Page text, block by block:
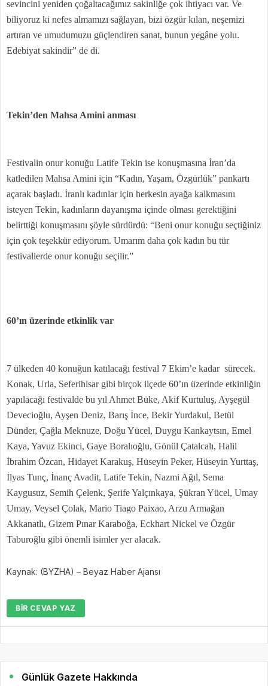
sevincini yeniden çoğaltacağımız sakinliğe çok ihtiyacı var. Ve
biliyoruz ki nefes almamızı sağlayan, bizi özgür kılan, neşemizi
artıran ve umudumuzu güçlendiren sanat, bunun yegâne yolu.
Edebiyat sakindir” de di.
Tekin’den Mahsa Amini anması
Festivalin onur konuğu Latife Tekin ise konuşmasına İran’da
katledilen Mahsa Amini için “Kadın, Yaşam, Özgürlük” pankartı
açarak başladı. İranlı kadınlar için herkesin ayağa kalkmasını
isteyen Tekin, kadınların dayanışma içinde olması gerektiğini
belirttiği konuşmasını şöyle sürdürdü: “Beni onur konuğu seçtiğiniz
için çok teşekkür ediyorum. Umarım daha çok kadın bu tür
festivallerde onur konuğu seçilir.”
60’ın üzerinde etkinlik var
7 ülkeden 40 konuğun katılacağı festival 7 Ekim’e kadar sürecek.
Konak, Urla, Seferihisar gibi birçok ilçede 60’ın üzerinde etkinliğin
yapılacağı festivalde bu yıl Ahmet Büke, Akif Kurtuluş, Ayşegül
Devecioğlu, Ayşen Deniz, Barış İnce, Bekir Yurdakul, Betül
Dünder, Çağla Meknuze, Doğu Yücel, Duygu Kankaytsın, Emel
Kaya, Yavuz Ekinci, Gaye Boralıoğlu, Gönül Çatalcalı, Halil
İbrahim Özcan, Hidayet Karakuş, Hüseyin Peker, Hüseyin Yurttaş,
İlyas Tunç, İnanç Avadit, Latife Tekin, Nazmi Ağıl, Sema
Kaygusuz, Semih Çelenk, Şerife Yalçınkaya, Şükran Yücel, Umay
Umay, Veysel Çolak, Mario Tiago Paixao, Arzu Armağan
Akkanatlı, Gizem Pınar Karaboğa, Eckhart Nickel ve Özgür
Taburoğlu gibi önemli isimler yer alacak.
Kaynak: (BYZHA) – Beyaz Haber Ajansı
BIR CEVAP YAZ
Günlük Gazete Hakkında